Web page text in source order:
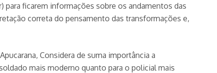
para ficarem informações sobre os andamentos das
correta do pensamento das transformações e,
Considera de suma importância a
mais moderno quanto para o policial mais